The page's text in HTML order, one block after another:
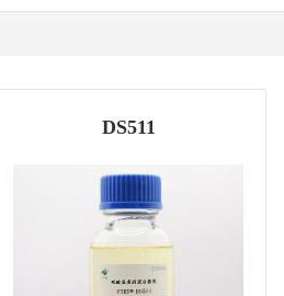
DS511